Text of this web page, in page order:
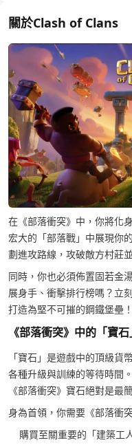
關於Clash of Clans
在《部落衝突》中，你將化
宏大的「部落戰」中展現你
劃進攻路線，攻破敵方村莊
同時，你也必須佈置固若金
展身手、衝擊排行榜嗎？立
打造為堅不可摧的鋼鐵堡壘！
《部落衝突》中的「寶
「寶石」是遊戲中的頂級貨
各種升級與訓練的等待時間
《部落衝突》寶石絕對是最
身為首領，你需要《部落衝
購買至關重要的「建築工